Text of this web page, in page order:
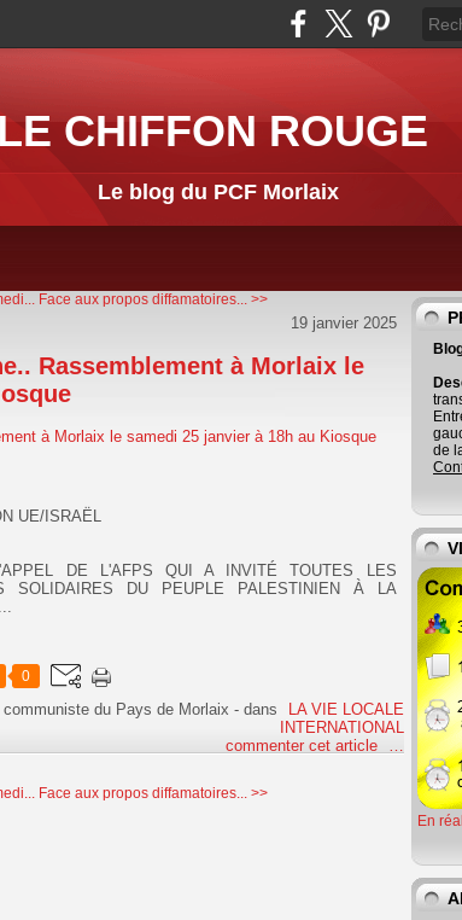
LE CHIFFON ROUGE
Le blog du PCF Morlaix
Face aux propos diffamatoires... >>
19 janvier 2025
Rassemblement à Morlaix le
UE/ISRAËL
DE L'AFPS QUI A INVITÉ TOUTES LES
SOLIDAIRES DU PEUPLE PALESTINIEN À LA
0
du Pays de Morlaix -dans
LA VIE LOCALE
INTERNATIONAL
commenter cet article
…
Face aux propos diffamatoires... >>
de
En